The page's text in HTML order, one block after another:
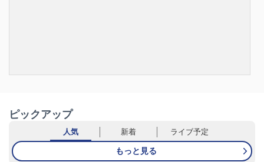
ピックアップ
人気 新着 ライブ予定
もっと見る